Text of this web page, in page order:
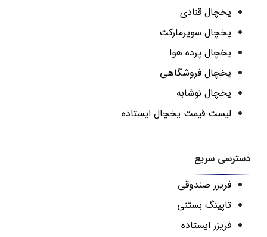
یخچال قنادی
یخچال سوپرمارکت
یخچال پرده هوا
یخچال فروشگاهی
یخچال نوشابه
لیست قیمت یخچال ایستاده
دسترسی سریع
فریزر صندوقی
تاپینگ بستنی
فریزر ایستاده